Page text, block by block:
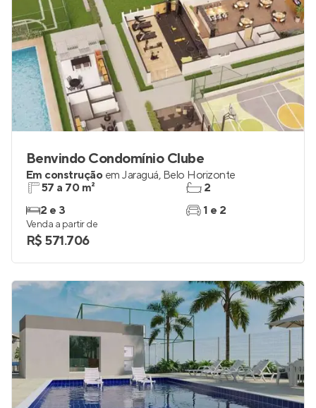
Benvindo Condomínio Clube
Em construção em Jaraguá, Belo Horizonte
57 a 70 m²
2 e 3
2
1 e 2
Venda a partir de
R$ 571.706